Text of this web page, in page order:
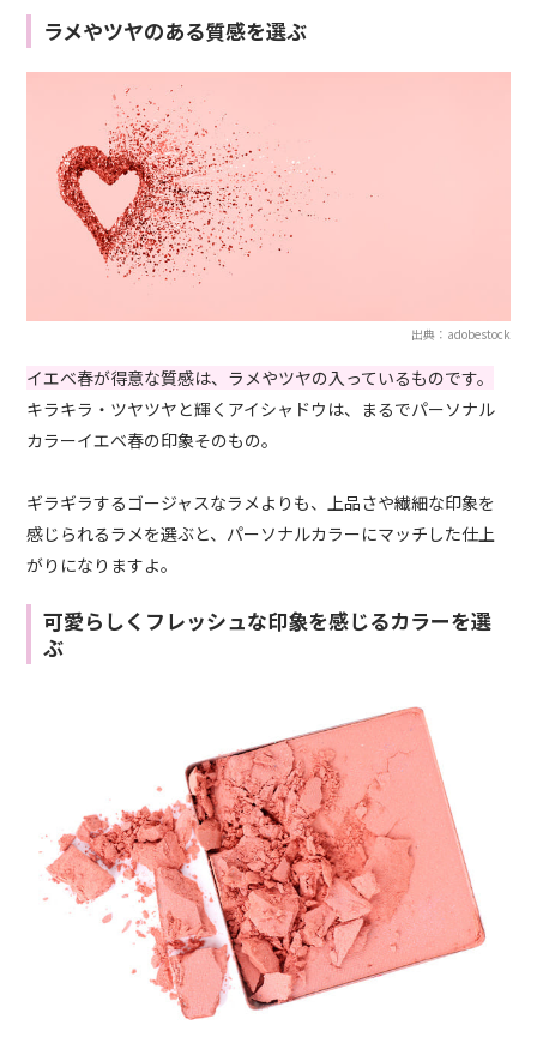
ラメやツヤのある質感を選ぶ
出典：adobestock
イエベ春が得意な質感は、ラメやツヤの入っているものです。
キラキラ・ツヤツヤと輝くアイシャドウは、まるでパーソナル
カラーイエベ春の印象そのもの。
ギラギラするゴージャスなラメよりも、上品さや繊細な印象を
感じられるラメを選ぶと、パーソナルカラーにマッチした仕上
がりになりますよ。
可愛らしくフレッシュな印象を感じるカラーを選
ぶ